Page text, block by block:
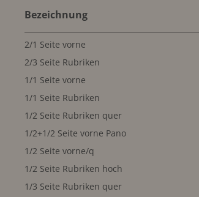
Bezeichnung
2/1 Seite vorne
2/3 Seite Rubriken
1/1 Seite vorne
1/1 Seite Rubriken
1/2 Seite Rubriken quer
1/2+1/2 Seite vorne Pano
1/2 Seite vorne/q
1/2 Seite Rubriken hoch
1/3 Seite Rubriken quer